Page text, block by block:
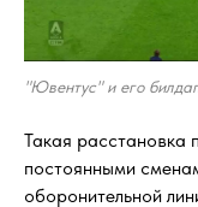
"Ювентус" и его
Такая расстановка
постоянными
оборонительной